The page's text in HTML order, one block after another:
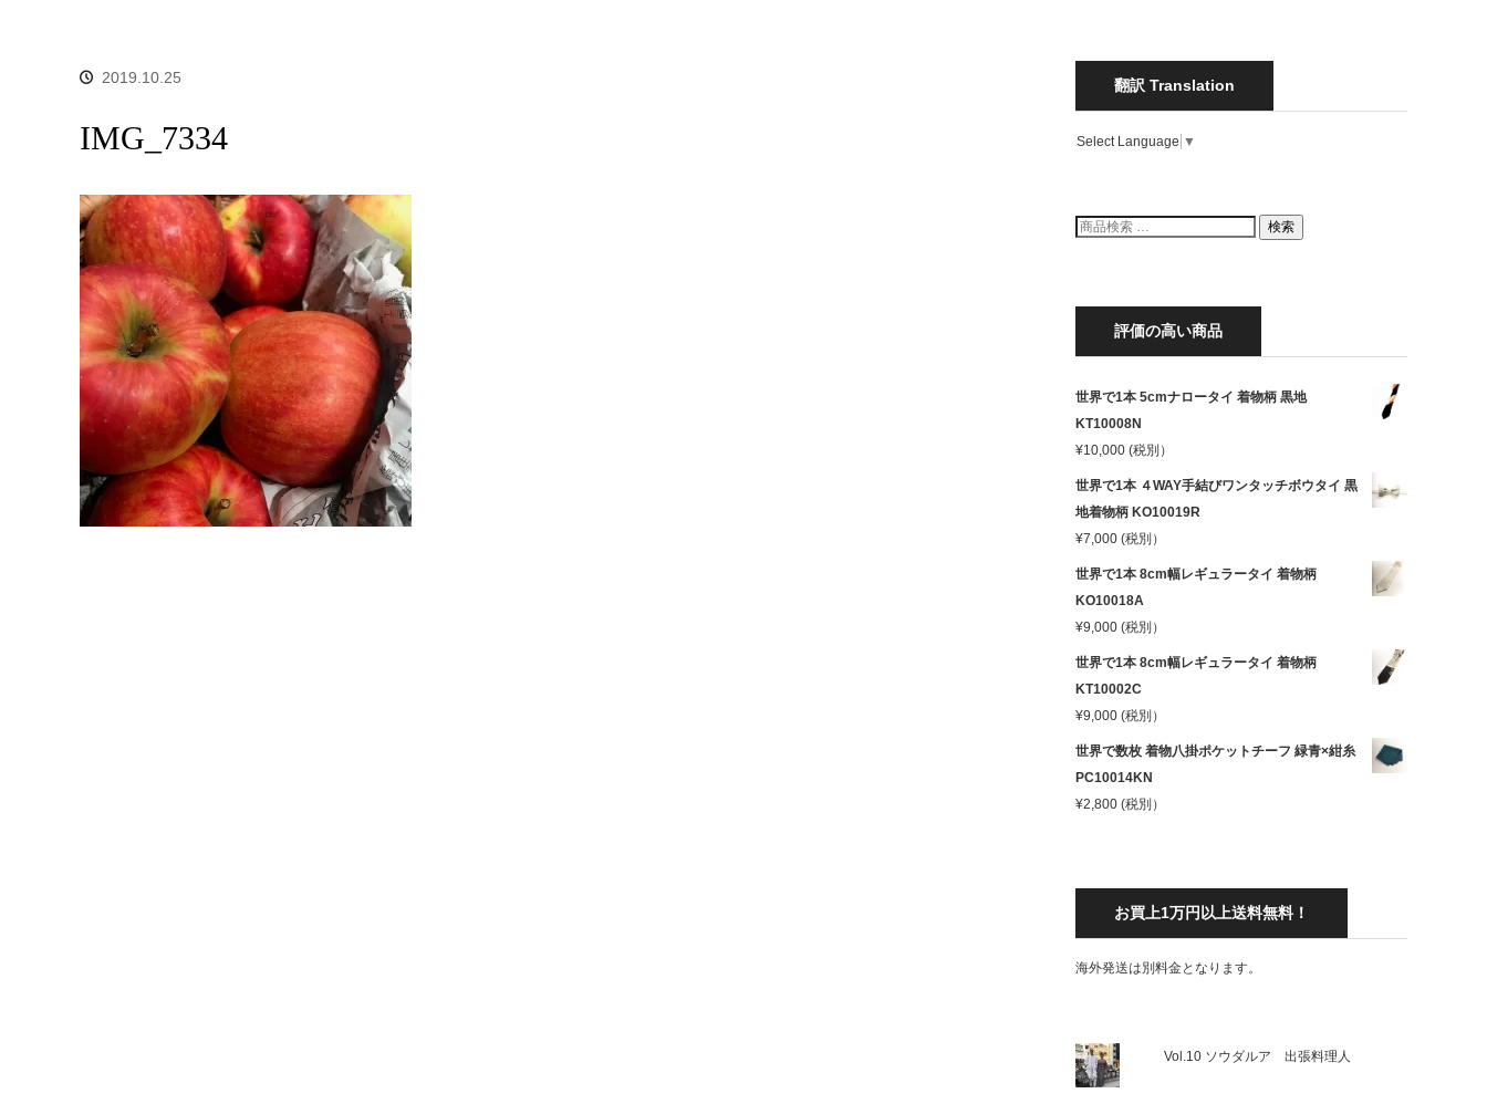
2019.10.25
IMG_7334
翻訳 Translation
Select Language ▼
検
索
検索
評価の高い商品
世界で1本 5cmナロータイ 着物柄 黒地
KT10008N
¥10,000 (税別）
世界で1本 ４WAY手結びワンタッチボウタイ 黒
地着物柄 KO10019R
¥7,000 (税別）
世界で1本 8cm幅レギュラータイ 着物柄
KO10018A
¥9,000 (税別）
世界で1本 8cm幅レギュラータイ 着物柄
KT10002C
¥9,000 (税別）
世界で数枚 着物八掛ポケットチーフ 緑青×紺糸
PC10014KN
¥2,800 (税別）
お買上1万円以上送料無料！
海外発送は別料金となります。
Vol.10 ソウダルア 出張料理人